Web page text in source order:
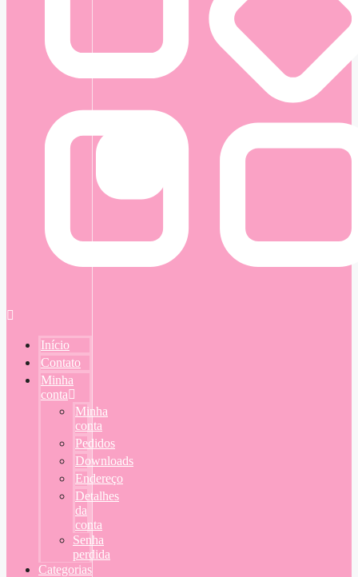
Início
Contato
Minha
conta
Minha
conta
Pedidos
Downloads
Endereço
Detalhes
da
conta
Senha
perdida
Categorias